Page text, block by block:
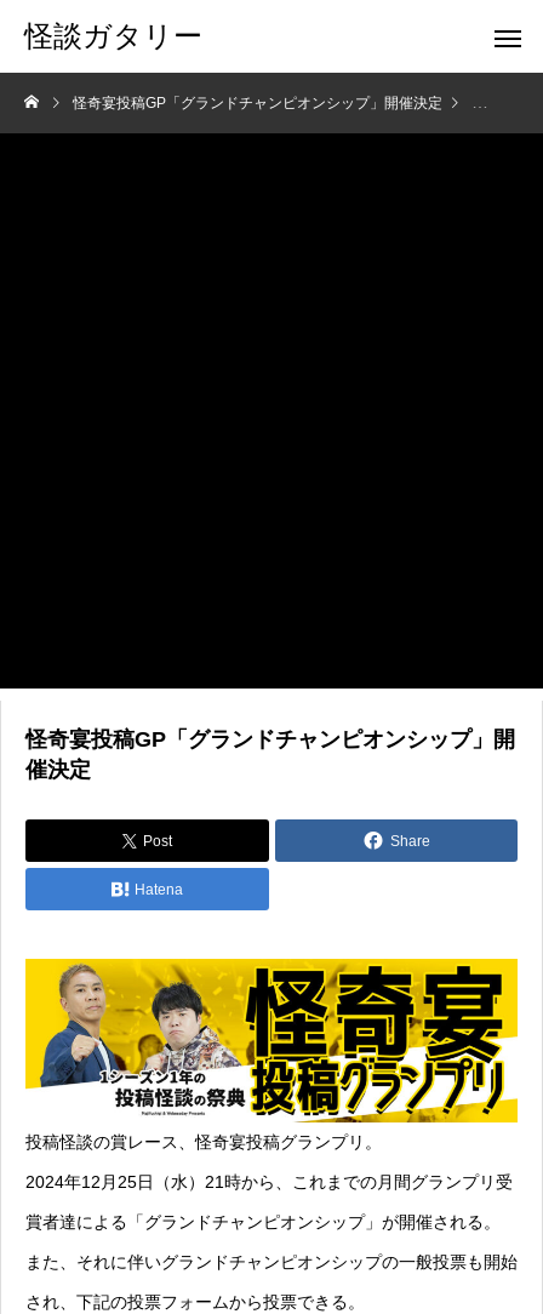
怪談ガタリー
怪奇宴投稿GP「グランドチャンピオンシップ」開催決定 ニュース
怪奇宴投稿GP「グランドチャンピオンシップ」開
催決定
Post Share
Hatena
投稿怪談の賞レース、怪奇宴投稿グランプリ。
2024年12月25日（水）21時から、これまでの月間グランプリ受
賞者達による「グランドチャンピオンシップ」が開催される。
また、それに伴いグランドチャンピオンシップの一般投票も開始
され、下記の投票フォームから投票できる。